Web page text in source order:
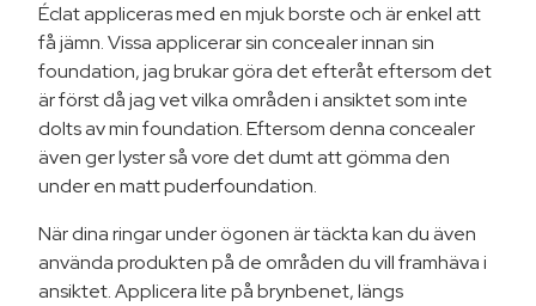
Éclat appliceras med en mjuk borste och är enkel att
få jämn. Vissa applicerar sin concealer innan sin
foundation, jag brukar göra det efteråt eftersom det
är först då jag vet vilka områden i ansiktet som inte
dolts av min foundation. Eftersom denna concealer
även ger lyster så vore det dumt att gömma den
under en matt puderfoundation.
När dina ringar under ögonen är täckta kan du även
använda produkten på de områden du vill framhäva i
ansiktet. Applicera lite på brynbenet, längs